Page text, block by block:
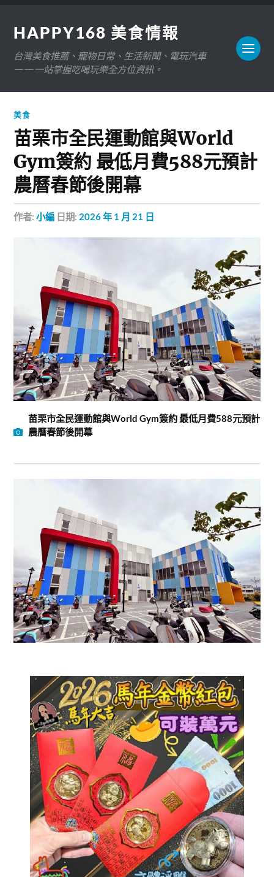
HAPPY168 美食情報
台灣美食推薦、寵物日常、生活新聞、電玩汽車
——一站掌握吃喝玩樂全方位資訊。
美食
苗栗市全民運動館與World
Gym簽約 最低月費588元預計
農曆春節後開幕
作者:小編 日期: 2026 年 1 月 21 日
苗栗市全民運動館與World Gym簽約 最低月費588元預計
農曆春節後開幕